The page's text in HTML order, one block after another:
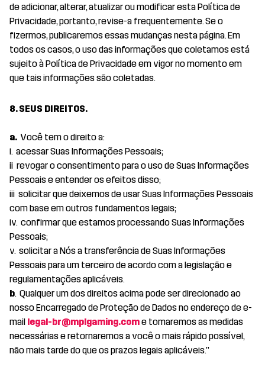
de adicionar, alterar, atualizar ou modificar esta Política de
Privacidade, portanto, revise-a frequentemente. Se o
fizermos, publicaremos essas mudanças nesta página. Em
todos os casos, o uso das informações que coletamos está
sujeito à Política de Privacidade em vigor no momento em
que tais informações são coletadas.
8. SEUS DIREITOS.
a. Você tem o direito a:
i. acessar Suas Informações Pessoais;
ii revogar o consentimento para o uso de Suas Informações
Pessoais e entender os efeitos disso;
iii solicitar que deixemos de usar Suas Informações Pessoais
com base em outros fundamentos legais;
iv. confirmar que estamos processando Suas Informações
Pessoais;
v. solicitar a Nós a transferência de Suas Informações
Pessoais para um terceiro de acordo com a legislação e
regulamentações aplicáveis.
b. Qualquer um dos direitos acima pode ser direcionado ao
nosso Encarregado de Proteção de Dados no endereço de e-
mail legal-br@mplgaming.come tomaremos as medidas
necessárias e retornaremos a você o mais rápido possível,
não mais tarde do que os prazos legais aplicáveis."